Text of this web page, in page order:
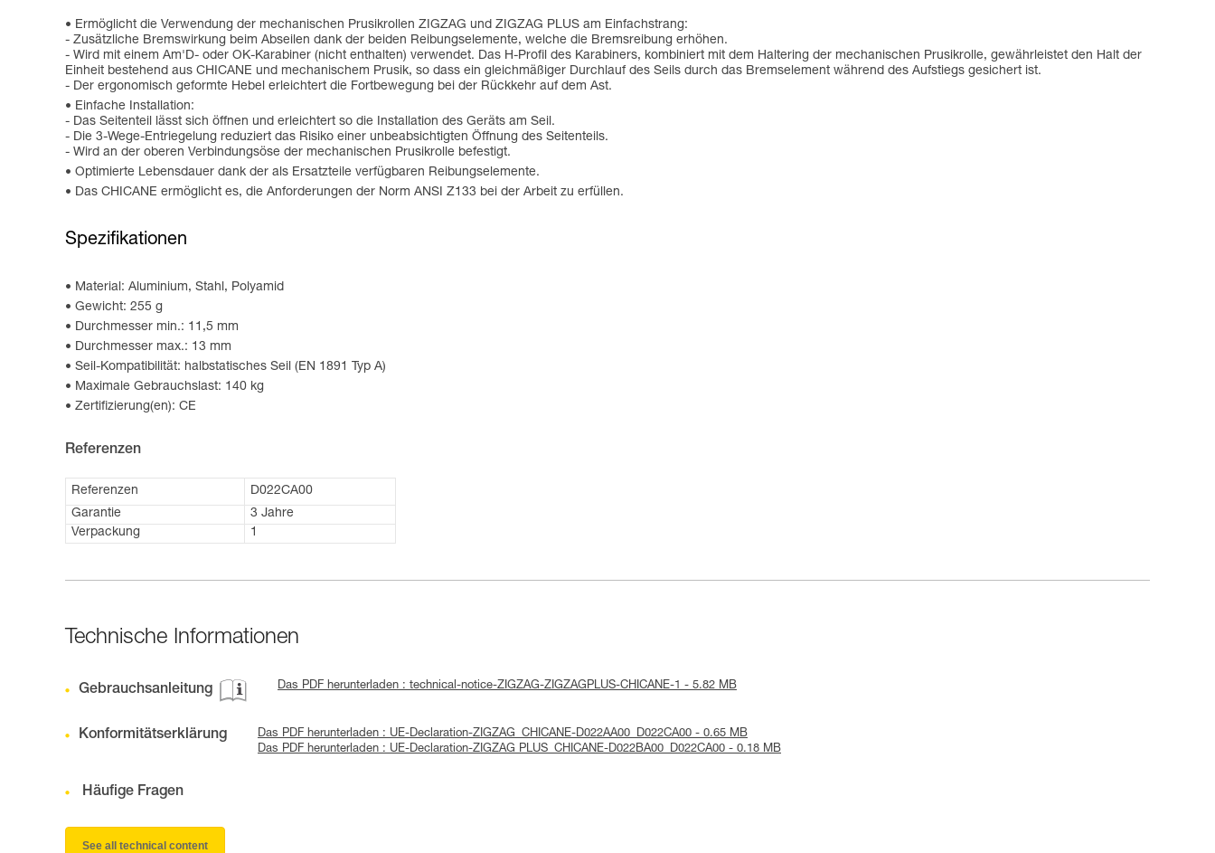
Ermöglicht die Verwendung der mechanischen Prusikrollen ZIGZAG und ZIGZAG PLUS am Einfachstrang:
- Zusätzliche Bremswirkung beim Abseilen dank der beiden Reibungselemente, welche die Bremsreibung erhöhen.
- Wird mit einem Am'D- oder OK-Karabiner (nicht enthalten) verwendet. Das H-Profil des Karabiners, kombiniert mit dem Haltering der mechanischen Prusikrolle, gewährleistet den Halt der
Einheit bestehend aus CHICANE und mechanischem Prusik, so dass ein gleichmäßiger Durchlauf des Seils durch das Bremselement während des Aufstiegs gesichert ist.
- Der ergonomisch geformte Hebel erleichtert die Fortbewegung bei der Rückkehr auf dem Ast.
Einfache Installation:
- Das Seitenteil lässt sich öffnen und erleichtert so die Installation des Geräts am Seil.
- Die 3-Wege-Entriegelung reduziert das Risiko einer unbeabsichtigten Öffnung des Seitenteils.
- Wird an der oberen Verbindungsöse der mechanischen Prusikrolle befestigt.
Optimierte Lebensdauer dank der als Ersatzteile verfügbaren Reibungselemente.
Das CHICANE ermöglicht es, die Anforderungen der Norm ANSI Z133 bei der Arbeit zu erfüllen.
Spezifikationen
Material: Aluminium, Stahl, Polyamid
Gewicht: 255 g
Durchmesser min.: 11,5 mm
Durchmesser max.: 13 mm
Seil-Kompatibilität: halbstatisches Seil (EN 1891 Typ A)
Maximale Gebrauchslast: 140 kg
Zertifizierung(en): CE
Referenzen
Referenzen
D022CA00
Garantie
3 Jahre
Verpackung
1
Technische Informationen
Gebrauchsanleitung Das PDF herunterladen : technical-notice-ZIGZAG-ZIGZAGPLUS-CHICANE-1 - 5.82 MB
Konformitätserklärung
Das PDF herunterladen : UE-Declaration-ZIGZAG_CHICANE-D022AA00_D022CA00 - 0.65 MB
Das PDF herunterladen : UE-Declaration-ZIGZAG PLUS_CHICANE-D022BA00_D022CA00 - 0.18 MB
Häufige Fragen
See all technical content